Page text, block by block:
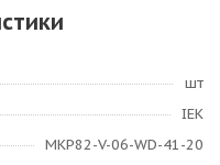
шт
IEK
MKP82-V-06-WD-41-20